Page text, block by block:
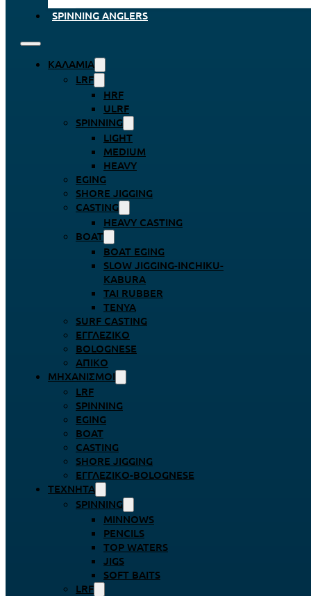
SPINNING ANGLERS
ΚΑΛΆΜΙΑ
LRF
HRF
ULRF
SPINNING
LIGHT
MEDIUM
HEAVY
EGING
SHORE JIGGING
CASTING
HEAVY CASTING
BOAT
BOAT EGING
SLOW JIGGING-INCHIKU-
KABURA
TAI RUBBER
TENYA
SURF CASTING
ΕΓΓΛΈΖΙΚΟ
BOLOGNESE
ΑΠΊΚΟ
ΜΗΧΑΝΙΣΜΟΊ
LRF
SPINNING
EGING
BOAT
CASTING
SHORE JIGGING
ΕΓΓΛΈΖΙΚΟ-BOLOGNESE
ΤΕΧΝΗΤΆ
SPINNING
MINNOWS
PENCILS
TOP WATERS
JIGS
SOFT BAITS
LRF